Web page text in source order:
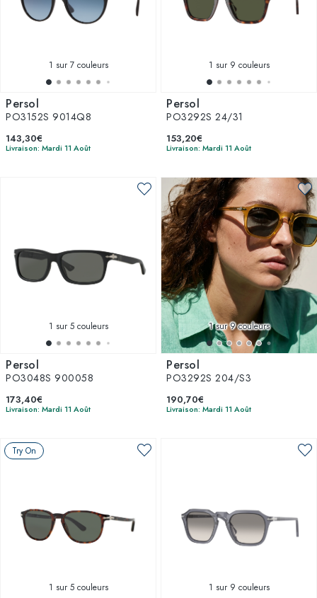
1 sur 7 couleurs
Persol
PO3152S 9014Q8
143,30€
Livraison: Mardi 11 Août
1 sur 9 couleurs
Persol
PO3292S 24/31
153,20€
Livraison: Mardi 11 Août
1 sur 5 couleurs
Persol
PO3048S 900058
173,40€
Livraison: Mardi 11 Août
1sur 9 couleurs
Persol
PO3292S 204/S3
190,70€
Livraison: Mardi 11 Août
Try On
1 sur 5 couleurs 1 sur 9 couleurs